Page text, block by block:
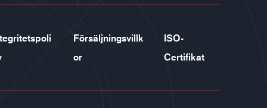
Försäljningsvillk
or
ISO-
Certifikat